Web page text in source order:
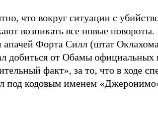
что вокруг ситуации с
возникать все новые
апачей Форта Силл (штат
добиться от Обамы официальных
факт», за то, что в ходе
под кодовым именем